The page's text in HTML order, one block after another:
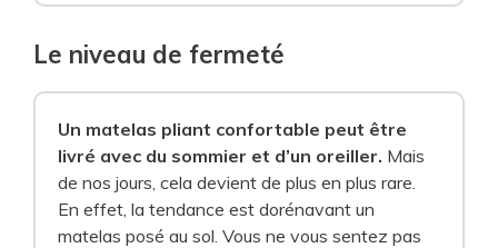
Le niveau de fermeté
Un matelas pliant confortable peut être
livré avec du sommier et d’un oreiller. Mais
de nos jours, cela devient de plus en plus rare.
En effet, la tendance est dorénavant un
matelas posé au sol. Vous ne vous sentez pas